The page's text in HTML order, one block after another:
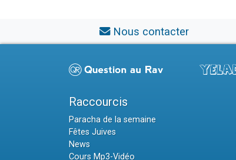
Nous contacter
Raccourcis
Paracha de la semaine
Fêtes Juives
News
Cours Mp3-Vidéo